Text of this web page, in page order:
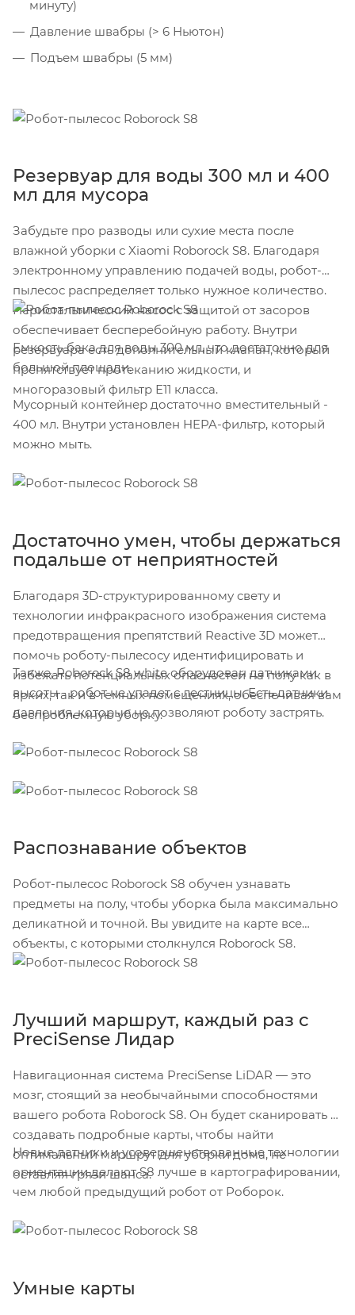
минуту)
Давление швабры (> 6 Ньютон)
Подъем швабры (5 мм)
Резервуар для воды 300 мл и 400
мл для мусора
Забудьте про разводы или сухие места после
влажной уборки с Xiaomi Roborock S8. Благодаря
электронному управлению подачей воды, робот-
пылесос распределяет только нужное количество.
Перистальтический насос с защитой от засоров
обеспечивает бесперебойную работу. Внутри
резервуара есть дополнительный клапан, который
препятствует протеканию жидкости, и
многоразовый фильтр Е11 класса.
Емкость бака для воды 300 мл, что достаточно для
большой площади.
Мусорный контейнер достаточно вместительный -
400 мл. Внутри установлен HEPA-фильтр, который
можно мыть.
Достаточно умен, чтобы держаться
подальше от неприятностей
Благодаря 3D-структурированному свету и
технологии инфракрасного изображения система
предотвращения препятствий Reactive 3D может
помочь роботу-пылесосу идентифицировать и
избежать потенциальных опасностей на полу как в
ярких, так и в темных помещениях, обеспечивая вам
беспроблемную уборку.
Также, Roborock S8 white оборудован датчиками
высоты - робот не упадет с лестницы. Есть датчики
давления, которые не позволяют роботу застрять.
Распознавание объектов
Робот-пылесос Roborock S8 обучен узнавать
предметы на полу, чтобы уборка была максимально
деликатной и точной. Вы увидите на карте все
объекты, с которыми столкнулся Roborock S8.
Лучший маршрут, каждый раз с
PreciSense Лидар
Навигационная система PreciSense LiDAR — это
мозг, стоящий за необычайными способностями
вашего робота Roborock S8. Он будет сканировать и
создавать подробные карты, чтобы найти
оптимальный маршрут для уборки дома, не
оставляя грязи шанса.
Новые датчики и усовершенствованные технологии
ориентации делают S8 лучше в картографировании,
чем любой предыдущий робот от Роборок.
Умные карты